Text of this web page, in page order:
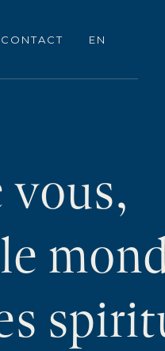
CONTACT EN
vous,